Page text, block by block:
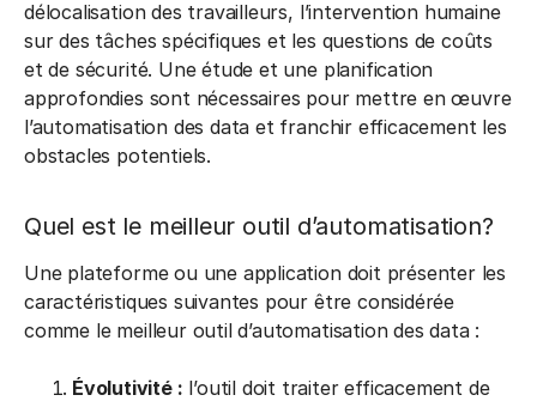
délocalisation des travailleurs, l’intervention humaine
sur des tâches spécifiques et les questions de coûts
et de sécurité. Une étude et une planification
approfondies sont nécessaires pour mettre en œuvre
l’automatisation des data et franchir efficacement les
obstacles potentiels.
Quel est le meilleur outil d’automatisation?
Une plateforme ou une application doit présenter les
caractéristiques suivantes pour être considérée
comme le meilleur outil d’automatisation des data :
Évolutivité : l’outil doit traiter efficacement de